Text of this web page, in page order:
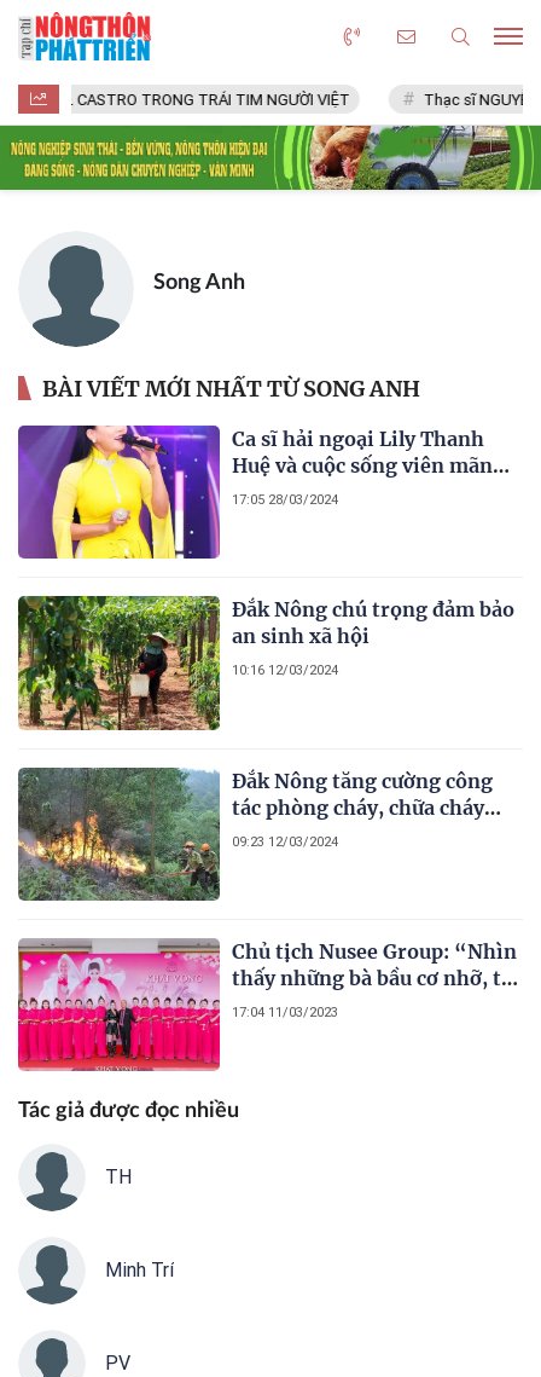
FIDEL CASTRO TRONG TRÁI TIM NGƯỜI VIỆT Thạc sĩ NGUYỄN
Song Anh
BÀI VIẾT MỚI NHẤT TỪ SONG ANH
Ca sĩ hải ngoại Lily Thanh
Huệ và cuộc sống viên mãn
nơi trời Tây
17:05 28/03/2024
Đắk Nông chú trọng đảm bảo
an sinh xã hội
10:16 12/03/2024
Đắk Nông tăng cường công
tác phòng cháy, chữa cháy
rừng
09:23 12/03/2024
Chủ tịch Nusee Group: “Nhìn
thấy những bà bầu cơ nhỡ, tôi
xót xa muốn chở che”
17:04 11/03/2023
Tác giả được đọc nhiều
TH
Minh Trí
PV